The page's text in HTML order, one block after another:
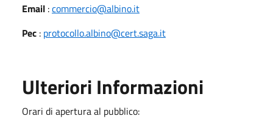
Email :commercio@albino.it
Pec : protocollo.albino@cert.saga.it
Ulteriori Informazioni
Orari di apertura al pubblico: